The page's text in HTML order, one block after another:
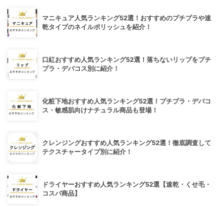
マニキュア人気ランキング52選！おすすめのプチプラや速
乾タイプのネイルポリッシュを紹介！
口紅おすすめ人気ランキング52選！落ちないリップをプチ
プラ・デパコス別に紹介！
化粧下地おすすめ人気ランキング52選！プチプラ・デパコ
ス・敏感肌向けナチュラル商品も登場！
クレンジングおすすめ人気ランキング52選！徹底調査して
テクスチャータイプ別に紹介！
ドライヤーおすすめ人気ランキング52選【速乾・くせ毛・
コスパ商品】